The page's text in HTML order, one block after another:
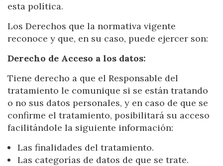
esta política.
Los Derechos que la normativa vigente
reconoce y que, en su caso, puede ejercer son:
Derecho de Acceso a los datos:
Tiene derecho a que el Responsable del
tratamiento le comunique si se están tratando
o no sus datos personales, y en caso de que se
confirme el tratamiento, posibilitará su acceso
facilitándole la siguiente información:
Las finalidades del tratamiento.
Las categorías de datos de que se trate.